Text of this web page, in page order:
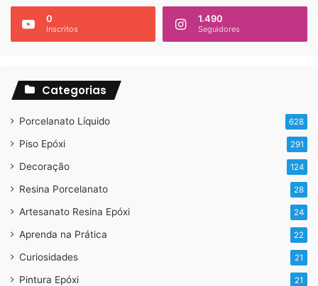
0
Inscritos
1.490
Seguidores
Categorias
Porcelanato Líquido 628
Piso Epóxi 291
Decoração 124
Resina Porcelanato 28
Artesanato Resina Epóxi 24
Aprenda na Prática 22
Curiosidades 21
Pintura Epóxi 21